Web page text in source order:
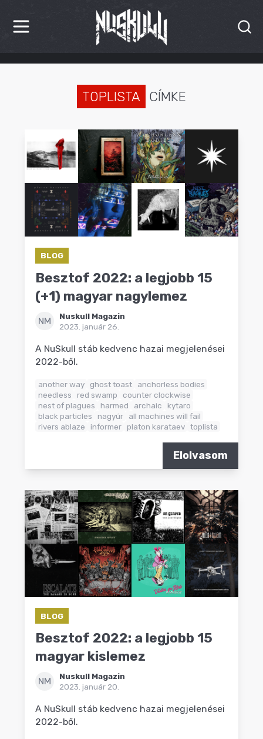
HÍREK
INTERJÚK
PREMIEREK
KULT
MÁSVILÁG
BLOG
TOPLISTA CÍMKE
BLOG
Besztof 2022: a legjobb 15
(+1) magyar nagylemez
NM
Nuskull Magazin
2023. január 26.
A NuSkull stáb kedvenc hazai megjelenései
2022-ből.
another way ghost toast
anchorless bodies
needless
red swamp
counter clockwise
nest of plagues
harmed archaic
kytaro
black particles
nagyúr
all machines will fail
rivers ablaze
informer platon karataev toplista
Elolvasom
BLOG
Besztof 2022: a legjobb 15
magyar kislemez
NM
Nuskull Magazin
2023. január 20.
A NuSkull stáb kedvenc hazai megjelenései
2022-ből.